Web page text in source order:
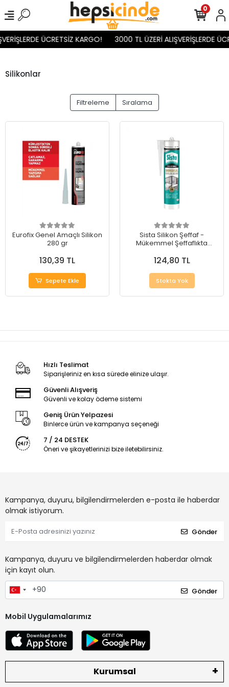
ÜCRETSİZ KARGO! 3000 TL ÜZERİ ALIŞVERİŞLERDE
0
Silikonlar
Filtreleme Sıralama
Eurofix Genel Amaçlı Silikon
280 gr
130,39 TL
Sepete Ekle
Sista Silikon Şeffaf -
Mükemmel Şeffaflıkta
124,80 TL
Stokta Yok
Hızlı Teslimat
Siparişleriniz en kısa sürede elinize ulaşır.
Güvenli Alışveriş
Güvenli ve kolay ödeme sistemi
Geniş Ürün Yelpazesi
Binlerce ürün ve kampanya seçeneği
7 / 24 DESTEK
Öneri ve şikayetlerinizi bize iletebilirsiniz.
Kampanya, duyuru, bilgilendirmelerden e-posta ile haberdar
olmak istiyorum.
Gönder
Kampanya, duyuru ve bilgilendirmelerden haberdar olmak
için kayıt olun.
Gönder
Mobil Uygulamalarımız
Kurumsal